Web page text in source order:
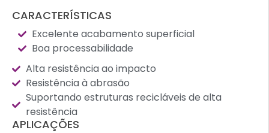
CARACTERÍSTICAS
Excelente acabamento superficial
Boa processabilidade
Alta resistência ao impacto
Resistência à abrasão
Suportando estruturas recicláveis ​​de alta
resistência
APLICAÇÕES